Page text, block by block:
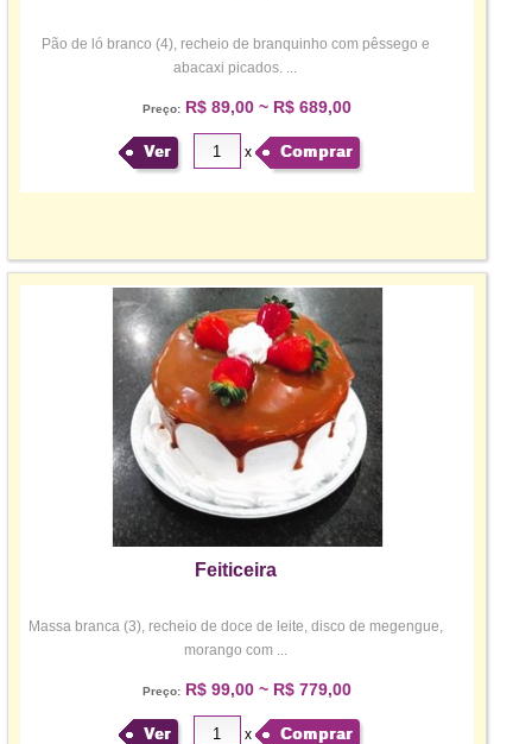
Pão de ló branco (4), recheio de branquinho com pêssego e
abacaxi picados. ...
Preço:R$ 89,00 ~ R$ 689,00
Ver x Comprar
Feiticeira
Massa branca (3), recheio de doce de leite, disco de megengue,
morango com ...
Preço:R$ 99,00 ~ R$ 779,00
Ver x Comprar